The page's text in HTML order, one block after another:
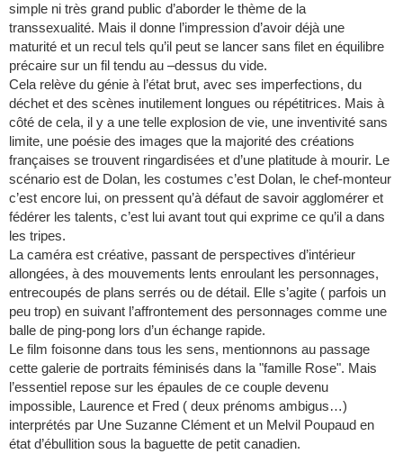
simple ni très grand public d’aborder le thème de la
transsexualité. Mais il donne l’impression d’avoir déjà une
maturité et un recul tels qu’il peut se lancer sans filet en équilibre
précaire sur un fil tendu au –dessus du vide.
Cela relève du génie à l’état brut, avec ses imperfections, du
déchet et des scènes inutilement longues ou répétitrices. Mais à
côté de cela, il y a une telle explosion de vie, une inventivité sans
limite, une poésie des images que la majorité des créations
françaises se trouvent ringardisées et d’une platitude à mourir. Le
scénario est de Dolan, les costumes c’est Dolan, le chef-monteur
c’est encore lui, on pressent qu’à défaut de savoir agglomérer et
fédérer les talents, c’est lui avant tout qui exprime ce qu’il a dans
les tripes.
La caméra est créative, passant de perspectives d’intérieur
allongées, à des mouvements lents enroulant les personnages,
entrecoupés de plans serrés ou de détail. Elle s’agite ( parfois un
peu trop) en suivant l’affrontement des personnages comme une
balle de ping-pong lors d’un échange rapide.
Le film foisonne dans tous les sens, mentionnons au passage
cette galerie de portraits féminisés dans la "famille Rose". Mais
l’essentiel repose sur les épaules de ce couple devenu
impossible, Laurence et Fred ( deux prénoms ambigus…)
interprétés par Une Suzanne Clément et un Melvil Poupaud en
état d’ébullition sous la baguette de petit canadien.